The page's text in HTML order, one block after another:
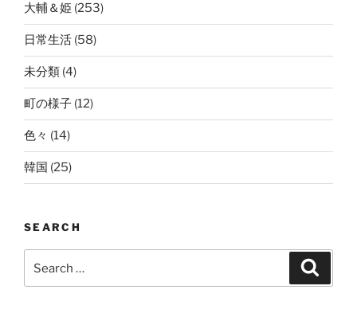
大輔＆姫 (253)
日常生活 (58)
未分類 (4)
町の様子 (12)
色々 (14)
韓国 (25)
SEARCH
for: